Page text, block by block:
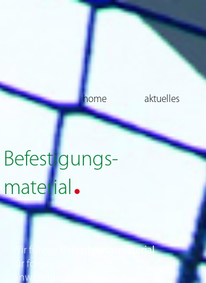
home aktuelles
Befestigungs-
material.
Wir führen
Befestigungsmaterial
für folgende
Anwendungen | Märkte: